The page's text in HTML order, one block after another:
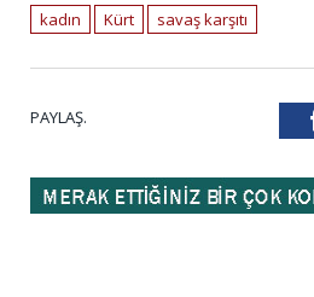
kadın Kürt savaş karşıtı
PAYLAŞ.